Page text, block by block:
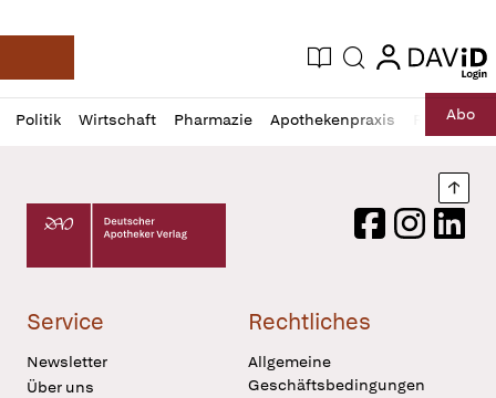
Deutsche Apotheker Zeitung
Aktuelle Ausgabe
Suche login
login
Politik Wirtschaft Pharmazie Apothekenpraxis RechtAbo
Profil
öffnen
Daz
Pur
Deutscher Apotheker Verlag Logo
FacebookInstagram
Service
Newsletter
Über uns
Rechtliches
Allgemeine
Geschäftsbedingungen